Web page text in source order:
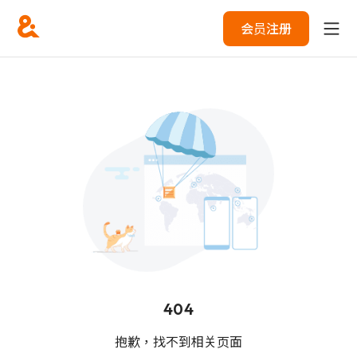
会员注册
404
抱歉，找不到相关页面